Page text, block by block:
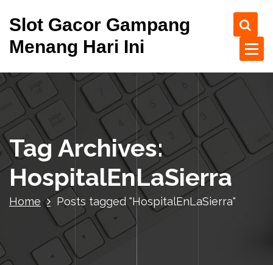
n
Slot Gacor Gampang
Menang Hari Ini
Tag Archives:
HospitalEnLaSierra
Home Posts tagged "HospitalEnLaSierra"